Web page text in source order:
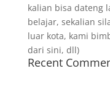
kalian bisa dateng
belajar, sekalian
luar kota, kami
dari sini, dll)
Recent